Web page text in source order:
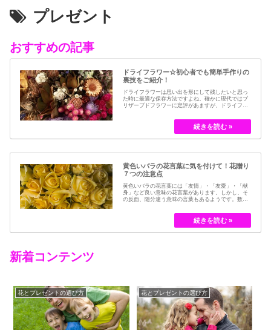
プレゼント
おすすめの記事
ドライフラワー☆初心者でも簡単手作りの
裏技をご紹介！
ドライフラワーは思い出を形にして残したいと思っ
た時に最適な保存方法ですよね。確かに現代ではブ
リザーブドフラワーに定評があますが、ドライフラ
とつです。結婚式のブーケなどに使われた花など、
今では押し花のサービスが有名ですが、昔はドライ
フラワーでも保存されてきました。30代以降の…
黄色いバラの花言葉に気を付けて！花贈り
７つの注意点
黄色いバラの花言葉には「友情」・「友愛」・「献
身」など良い意味の花言葉があります。しかし、そ
の反面、随分違う意味の言葉もあるようです。数多
ローズである「ハイブリット・ティー」の中には、
黄色のバラというのは、存在していませんでした。
しかし、フランスの園芸家ジョセフ・ペルネ＝デ…
新着コンテンツ
花とプレゼントの選び方 花とプレゼントの選び方